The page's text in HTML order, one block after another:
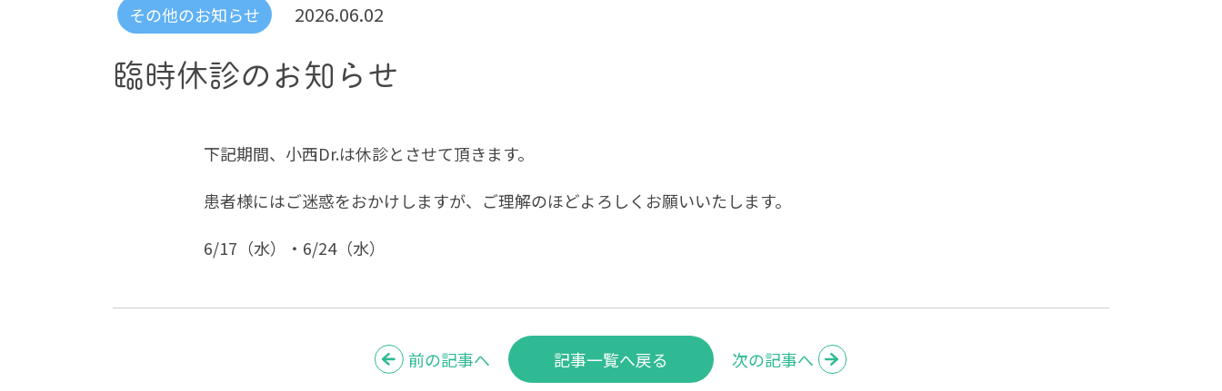
その他のお知らせ 2026.06.02
臨時休診のお知らせ
下記期間、小西Dr.は休診とさせて頂きます。
患者様にはご迷惑をおかけしますが、ご理解のほどよろしくお願いいたします。
6/17（水）・6/24（水）
前の記事へ 記事一覧へ戻る 次の記事へ